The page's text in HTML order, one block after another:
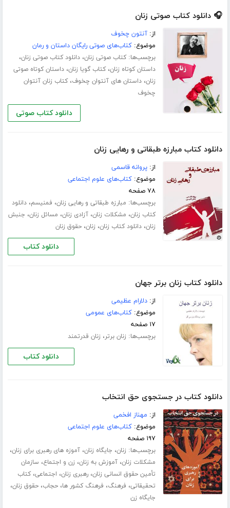
🎧 دانلود کتاب صوتی زنان
از:آنتون چخوف
موضوع:کتاب‌های صوتی رایگان داستان و رمان
برچسب‌ها:کتاب صوتی زنان،دانلود کتاب صوتی زنان،
داستان کوتاه زنان،کتاب گویا زنان،داستان کوتاه صوتی
زنان،داستان های آنتوان چخوف،کتاب زنان آنتوان
چخوف
دانلود کتاب صوتی
دانلود کتاب مبارزه طبقاتی و رهایی زنان
از:پروانه قاسمی
موضوع:کتاب‌های علوم اجتماعی
۷۸ صفحه
برچسب‌ها: مبارزه طبقاتی و رهایی زنان، فمنیسم،دانلود
کتاب زنان، مشکلات زنان،آزادی زنان، مسائل زنان، جنبش
زنان،دانلود کتاب زنان، زنان،حقوق زنان
دانلود کتاب
دانلود کتاب زنان برتر جهان
از:دلارام عظیمی
موضوع:کتاب‌های عمومی
۱۷ صفحه
برچسب‌ها: زنان برتر، زنان قدرتمند
دانلود کتاب
دانلود کتاب در جستجوی حق انتخاب
از: مهناز افخمی
موضوع:کتاب‌های علوم اجتماعی
۱۹۷ صفحه
برچسب‌ها: زنان، جایگاه زنان،آموزه های رهبری برای زنان،
مشکلات زنان،آموزش به زنان، زن و اجتماع، سازمان
تأمین حقوق انسانی زنان،رهبری زنان، اجتماعی،کتاب
تحقیقاتی، فرهنگ، فرهنگ کشور ها،حجاب،حقوق زنان،
جایگاه زن